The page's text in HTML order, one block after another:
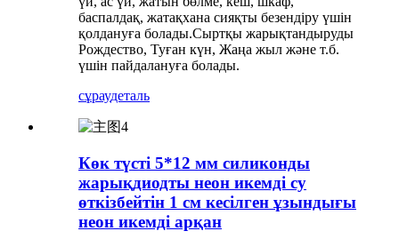
баспалдақ, жатақхана сияқты безендіру үшін
қолдануға болады.Сыртқы жарықтандыруды
Рождество, Туған күн, Жаңа жыл және т.б.
үшін пайдалануға болады.
сұраудеталь
Көк түсті 5*12 мм силиконды
жарықдиодты неон икемді су
өткізбейтін 1 см кесілген ұзындығы
неон икемді арқан